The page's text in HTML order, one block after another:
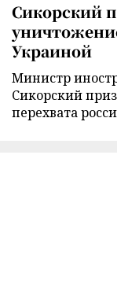
Сикорский
Украиной
Министр
Сикорский
перехвата